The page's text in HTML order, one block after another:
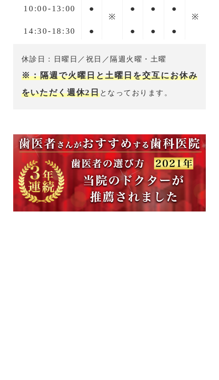
10:00-13:00
●
※
● ●
●
※
14:30-18:30
● ● ● ●
休診日：日曜日／祝日／隔週火曜・土曜
※：隔週で火曜日と土曜日を交互にお休み
をいただく週休2日となっております。